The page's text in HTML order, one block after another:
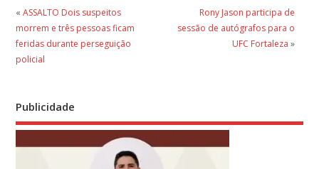
« ASSALTO Dois suspeitos
morrem e três pessoas ficam
feridas durante perseguição
policial
Rony Jason participa de
sessão de autógrafos para o
UFC Fortaleza »
Publicidade